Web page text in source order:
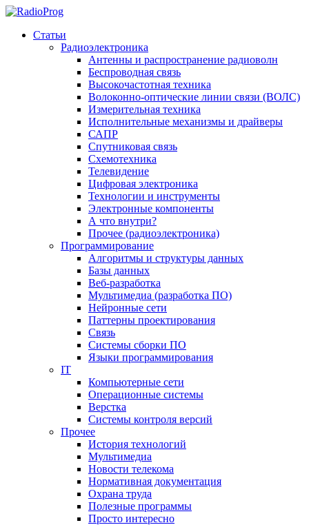
Статьи
Радиоэлектроника
Антенны и распространение радиоволн
Беспроводная связь
Высокочастотная техника
Волоконно-оптические линии связи (ВОЛС)
Измерительная техника
Исполнительные механизмы и драйверы
САПР
Спутниковая связь
Схемотехника
Телевидение
Цифровая электроника
Технологии и инструменты
Электронные компоненты
А что внутри?
Прочее (радиоэлектроника)
Программирование
Алгоритмы и структуры данных
Базы данных
Веб-разработка
Мультимедиа (разработка ПО)
Нейронные сети
Паттерны проектирования
Связь
Системы сборки ПО
Языки программирования
IT
Компьютерные сети
Операционные системы
Верстка
Системы контроля версий
Прочее
История технологий
Мультимедиа
Новости телекома
Нормативная документация
Охрана труда
Полезные программы
Просто интересно